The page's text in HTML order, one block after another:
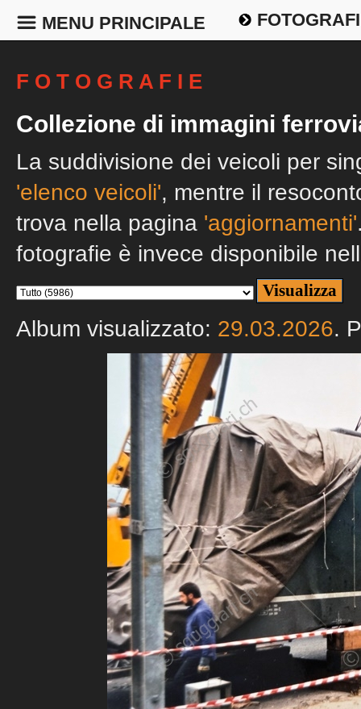
MENU PRINCIPALE
F O T O G R A F I E
Collezione di immagini
La suddivisione dei veicoli per
'elenco veicoli', mentre il
trova nella pagina 'aggiornamenti'
fotografie è invece disponibile
Album visualizzato: 29.03.2026.